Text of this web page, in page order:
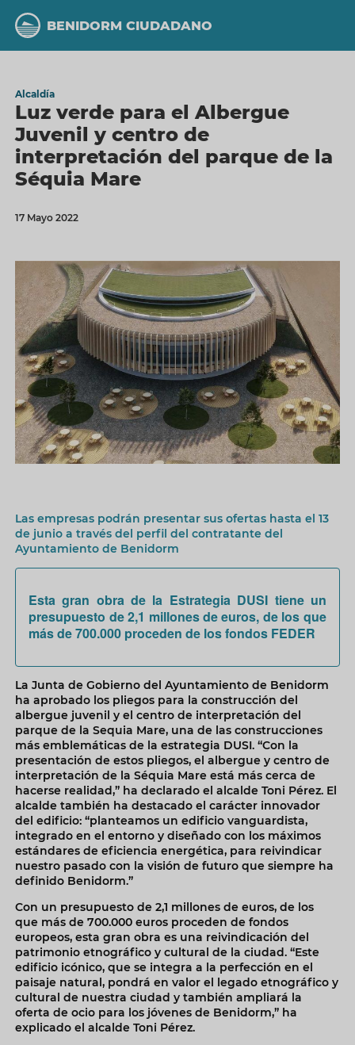
contenido
principal
BENIDORM CIUDADANO
Alcaldía
Luz verde para el Albergue
Juvenil y centro de
interpretación del parque de la
Séquia Mare
17 Mayo 2022
Las empresas podrán presentar sus ofertas hasta el 13
de junio a través del perfil del contratante del
Ayuntamiento de Benidorm
Esta gran obra de la Estrategia DUSI tiene un
presupuesto de 2,1 millones de euros, de los que
más de 700.000 proceden de los fondos FEDER
La Junta de Gobierno del Ayuntamiento de Benidorm
ha aprobado los pliegos para la construcción del
albergue juvenil y el centro de interpretación del
parque de la Sequia Mare, una de las construcciones
más emblemáticas de la estrategia DUSI. “Con la
presentación de estos pliegos, el albergue y centro de
interpretación de la Séquia Mare está más cerca de
hacerse realidad,” ha declarado el alcalde Toni Pérez. El
alcalde también ha destacado el carácter innovador
del edificio: “planteamos un edificio vanguardista,
integrado en el entorno y diseñado con los máximos
estándares de eficiencia energética, para reivindicar
nuestro pasado con la visión de futuro que siempre ha
definido Benidorm.”
Con un presupuesto de 2,1 millones de euros, de los
que más de 700.000 euros proceden de fondos
europeos, esta gran obra es una reivindicación del
patrimonio etnográfico y cultural de la ciudad. “Este
edificio icónico, que se integra a la perfección en el
paisaje natural, pondrá en valor el legado etnográfico y
cultural de nuestra ciudad y también ampliará la
oferta de ocio para los jóvenes de Benidorm,” ha
explicado el alcalde Toni Pérez.